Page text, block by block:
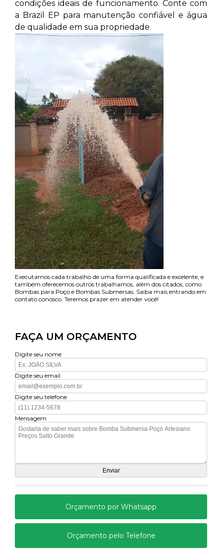
condições ideais de funcionamento. Conte com
a Brazil EP para manutenção confiável e água
de qualidade em sua propriedade.
Executamos cada trabalho de uma forma qualificada e excelente, e
também oferecemos outros trabalhamos, além dos citados, como
Bombas para Poço e Bombas Submersas. Saiba mais entrando em
contato conosco. Teremos prazer em atender você!
FAÇA UM ORÇAMENTO
Digite seu nome
Digite seu email
Digite seu telefone
Mensagem
Orçamento por Whatsapp
Orçamento pelo Telefone